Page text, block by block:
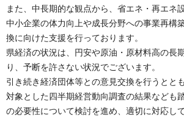
また、中長期的な観点から、省エネ・再エネ
中小企業の体力向上や成長分野への事業再構
換に向けた支援を行っております。
県経済の状況は、円安や原油・原材料高の長
り、予断を許さない状況でございます。
引き続き経済団体等との意見交換を行うとと
対象とした四半期経営動向調査の結果なども
の必要性について検討を進め、適切に対応し